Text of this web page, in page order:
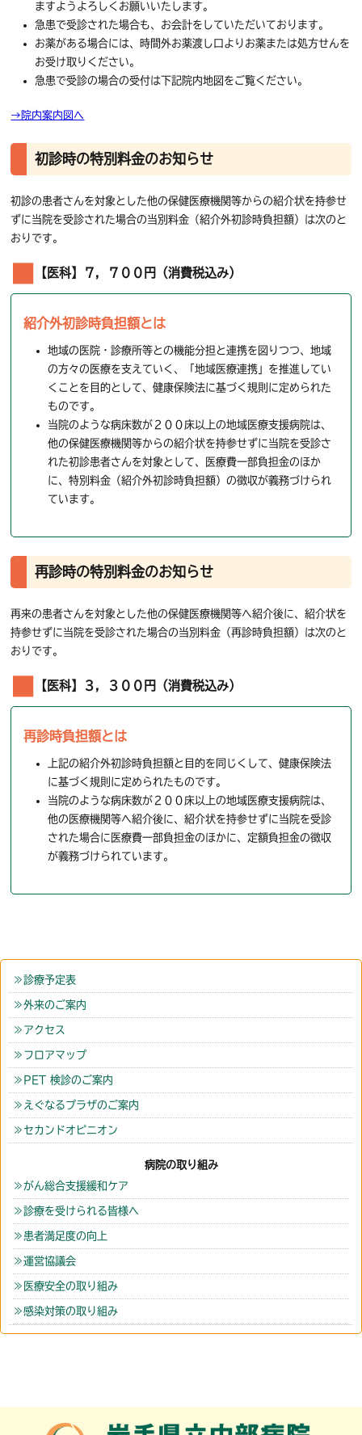
ますようよろしくお願いいたします。
急患で受診された場合も、お会計をしていただいております。
お薬がある場合には、時間外お薬渡し口よりお薬または処方せんを
お受け取りください。
急患で受診の場合の受付は下記院内地図をご覧ください。
→院内案内図へ
初診時の特別料金のお知らせ
初診の患者さんを対象とした他の保健医療機関等からの紹介状を持参せ
ずに当院を受診された場合の当別料金（紹介外初診時負担額）は次のと
おりです。
【医科】７，７００円（消費税込み）
紹介外初診時負担額とは
地域の医院・診療所等との機能分担と連携を図りつつ、地域
の方々の医療を支えていく、「地域医療連携」を推進してい
くことを目的として、健康保険法に基づく規則に定められた
ものです。
当院のような病床数が２００床以上の地域医療支援病院は、
他の保健医療機関等からの紹介状を持参せずに当院を受診さ
れた初診患者さんを対象として、医療費一部負担金のほか
に、特別料金（紹介外初診時負担額）の徴収が義務づけられ
ています。
再診時の特別料金のお知らせ
再来の患者さんを対象とした他の保健医療機関等へ紹介後に、紹介状を
持参せずに当院を受診された場合の当別料金（再診時負担額）は次のと
おりです。
【医科】３，３００円（消費税込み）
再診時負担額とは
上記の紹介外初診時負担額と目的を同じくして、健康保険法
に基づく規則に定められたものです。
当院のような病床数が２００床以上の地域医療支援病院は、
他の医療機関等へ紹介後に、紹介状を持参せずに当院を受診
された場合に医療費一部負担金のほかに、定額負担金の徴収
が義務づけられています。
診療予定表
外来のご案内
アクセス
フロアマップ
PET 検診のご案内
えぐなるプラザのご案内
セカンドオピニオン
病院の取り組み
がん総合支援緩和ケア
診療を受けられる皆様へ
患者満足度の向上
運営協議会
医療安全の取り組み
感染対策の取り組み